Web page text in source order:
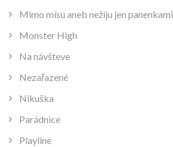
Mimo mísu aneb nežiju jen panenkami
Monster High
Na návšteve
Nezařazené
Nikuška
Parádnice
Playline